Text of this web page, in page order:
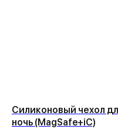
Силиконовый чехол
ночь (MagSafe+iC)